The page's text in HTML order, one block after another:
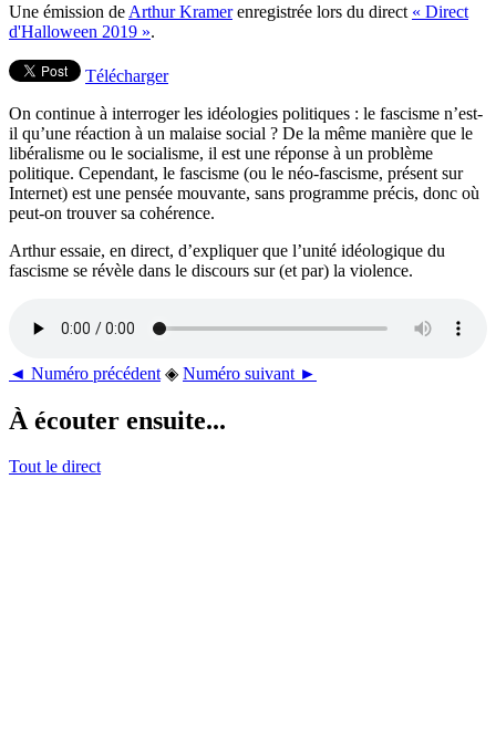
Une émission de Arthur Kramerenregistrée lors du direct « Direct
d'Halloween 2019 ».
Télécharger
On continue à interroger les idéologies politiques : le fascisme n’est-
il qu’une réaction à un malaise social ? De la même manière que le
libéralisme ou le socialisme, il est une réponse à un problème
politique. Cependant, le fascisme (ou le néo-fascisme, présent sur
Internet) est une pensée mouvante, sans programme précis, donc où
peut-on trouver sa cohérence.
Arthur essaie, en direct, d’expliquer que l’unité idéologique du
fascisme se révèle dans le discours sur (et par) la violence.
◄ Numéro précédent ◈ Numéro suivant ►
À écouter ensuite...
Tout le direct